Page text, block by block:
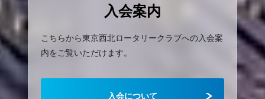
入会案内
こちらから東京西北ロータリークラブへの入会案
内をご覧いただけます。
入会について